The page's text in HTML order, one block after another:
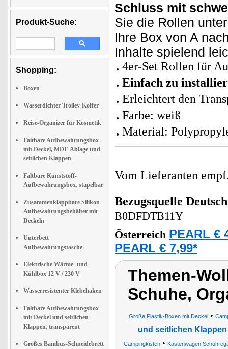
Produkt-Suche:
Shopping:
Boxen
Wasserdichter Trolley-Koffer
Reise-Organizer für Kosmetik
Faltbare Aufbewahrungsbox
mit Deckel, MDF-Ablage und
seitlichen Klappen
Faltbare Kunststoff-
Aufbewahrungsbox, stapelbar
Zusammenklappbare Silikon-
Aufbewahrungsbehälter mit
Deckeln
Unterbett
Aufbewahrungstasche
Elektrische Wärme- und
Kühlbox 12 V / 230 V
Wasserresistenter Klebehaken
Faltbare Aufbewahrungsbox
mit Deckel und seitlichen
Klappen, transparent
Großes Bambus-Schneidebrett
Schluss mit
Sie die Rollen
Ihre Box von A
Inhalte spielend
4er-Set Rollen für
Einfach zu
Erleichtert den
Farbe: weiß
Material:
Vom Lieferanten
Bezugsquelle
B0DFDTB11Y
Österreich PEARL €
PEARL € 7,99*
Themen-
Schuhe,
Große Plastik-Boxen mit Deckel•
und seitlichen Klappen
Campingkisten• Kastenwagen